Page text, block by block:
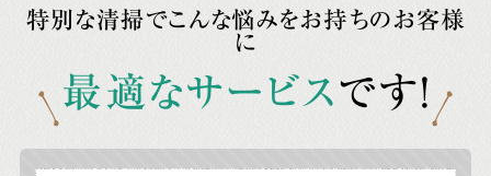
特別な清掃でこんな悩みをお持ちのお客様
に
最適なサービスです!